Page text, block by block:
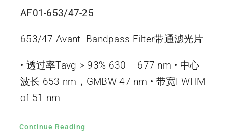
AF01-653/47-25
653/47 Avant Bandpass Filter带通滤光片
• 透过率Tavg > 93% 630 – 677 nm • 中心
波长 653 nm，GMBW 47 nm • 带宽FWHM
of 51 nm
Continue Reading